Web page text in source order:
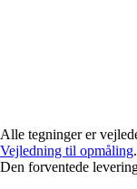
Alle tegninger er
Vejledning til opmåling.
Den forventede